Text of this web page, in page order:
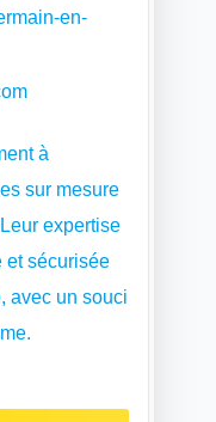
en-
à
sur mesure
expertise
et sécurisée
avec un souci